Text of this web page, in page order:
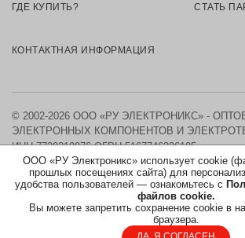
ООО «РУ Электроникс» использует cookie
прошлых посещениях сайта) для
удобства пользователей — ознакомьтесь с
файлов cookie.
Вы можете запретить сохранение cookie в
браузера.
ГДЕ КУПИТЬ? СТАТЬ
КОНТАКТНАЯ ИНФОРМАЦИЯ
© 2002-2026 ООО «РУ ЭЛЕКТРОНИКС» -
ЭЛЕКТРОННЫХ КОМПОНЕНТОВ И
ИНН 7730219976 ОГРН 5167746326105
КАРТА САЙТА
ПОЛИТИКА ОБРАБОТКИ